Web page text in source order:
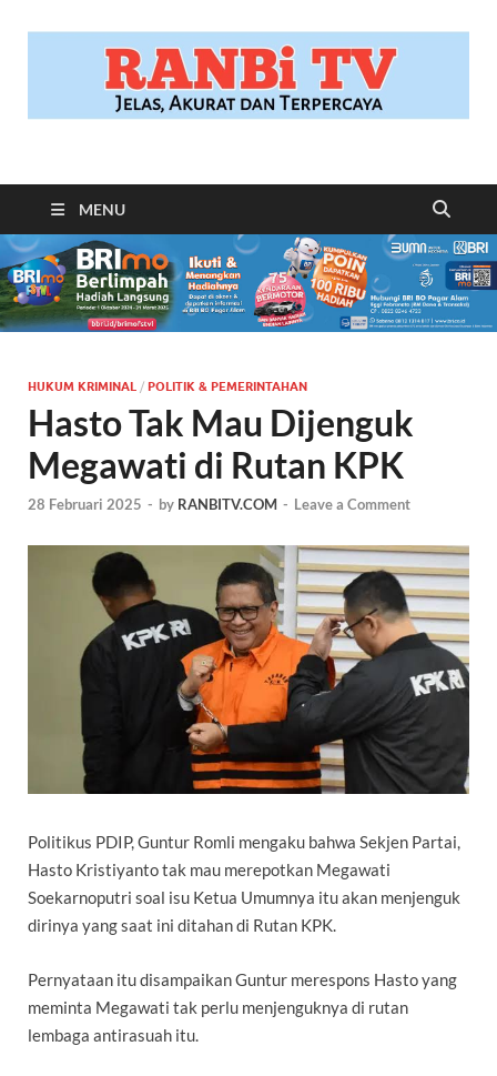
RANBITV.COM
MENU
HUKUM KRIMINAL / POLITIK & PEMERINTAHAN
Hasto Tak Mau Dijenguk
Megawati di Rutan KPK
28 Februari 2025 - by RANBITV.COM - Leave a Comment
Politikus PDIP, Guntur Romli mengaku bahwa Sekjen Partai,
Hasto Kristiyanto tak mau merepotkan Megawati
Soekarnoputri soal isu Ketua Umumnya itu akan menjenguk
dirinya yang saat ini ditahan di Rutan KPK.
Pernyataan itu disampaikan Guntur merespons Hasto yang
meminta Megawati tak perlu menjenguknya di rutan
lembaga antirasuah itu.